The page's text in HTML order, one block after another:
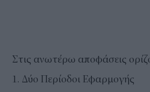
Στις ανωτέρω αποφάσεις
1. Δύο Περίοδοι Εφαρμογής